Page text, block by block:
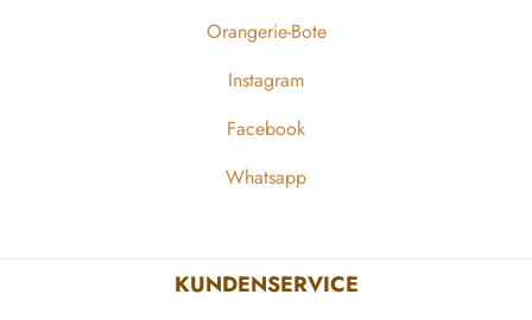
Orangerie-Bote
Instagram
Facebook
Whatsapp
KUNDENSERVICE